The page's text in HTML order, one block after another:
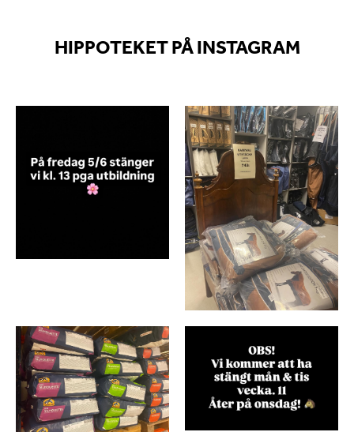
HIPPOTEKET PÅ INSTAGRAM